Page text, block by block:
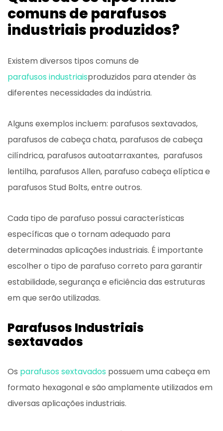
comuns de parafusos
industriais produzidos?
Existem diversos tipos comuns de
parafusos industriaisproduzidos para atender às
diferentes necessidades da indústria.
Alguns exemplos incluem: parafusos sextavados,
parafusos de cabeça chata, parafusos de cabeça
cilíndrica, parafusos autoatarraxantes, parafusos
lentilha, parafusos Allen, parafuso cabeça elíptica e
parafusos Stud Bolts, entre outros.
Cada tipo de parafuso possui características
específicas que o tornam adequado para
determinadas aplicações industriais. É importante
escolher o tipo de parafuso correto para garantir
estabilidade, segurança e eficiência das estruturas
em que serão utilizadas.
Parafusos Industriais
sextavados
Os parafusos sextavados possuem uma cabeça em
formato hexagonal e são amplamente utilizados em
diversas aplicações industriais.